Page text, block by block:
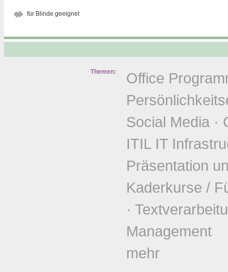
für Blinde geeignet
Themen:
Office
Social Media ·
ITIL IT
Präsentation
Kaderkurse /
·
Management
mehr